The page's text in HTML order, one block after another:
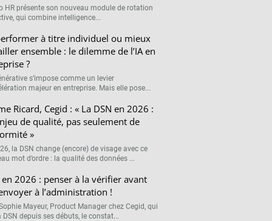
HR présente son nouveau module de rotation
qui combine intelligence...
à titre individuel ou mieux
ensemble : le dilemme de l’IA en
?
s’impose comme un levier
majeur en entreprise. Mais elle pose...
Ricard, Cegid : « La DSN en 2026 :
de qualité, pas seulement de
»
la DSN change (encore) de visage avec ce
mot d’ordre : la qualité des données ...
en 2026 : penser à la vérifier avant
à l’administration !
Mayeur, Product Manager chez Cegid, qui
DSN depuis ses débuts, le constat...